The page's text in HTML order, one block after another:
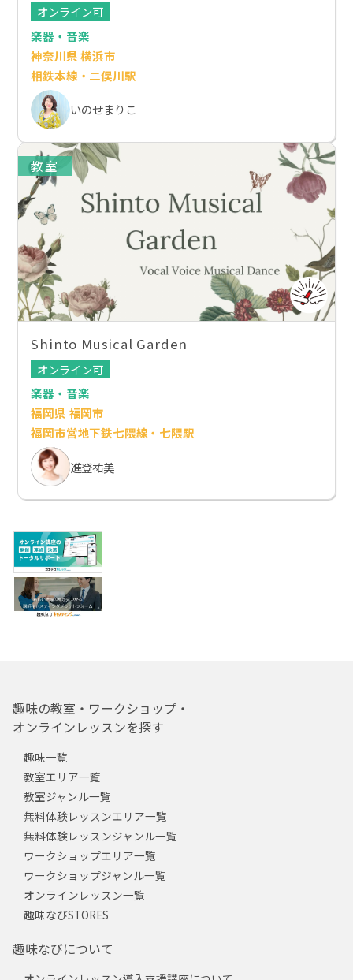
オンライン可
楽器・音楽
神奈川県 横浜市
相鉄本線・二俣川駅
いのせまりこ
教室
Shinto Musical Garden
オンライン可
楽器・音楽
福岡県 福岡市
福岡市営地下鉄七隈線・七隈駅
進登祐美
趣味の教室・ワークショップ・
オンラインレッスンを探す
趣味一覧
教室エリア一覧
教室ジャンル一覧
無料体験レッスンエリア一覧
無料体験レッスンジャンル一覧
ワークショップエリア一覧
ワークショップジャンル一覧
オンラインレッスン一覧
趣味なびSTORES
趣味なびについて